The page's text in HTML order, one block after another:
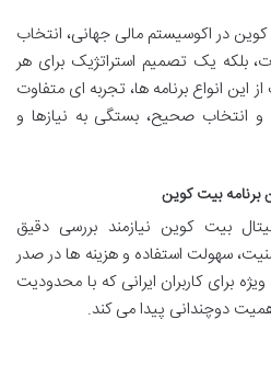
در اکوسیستم مالی جهانی، انتخاب
بلکه یک تصمیم استراتژیک برای هر
انواع برنامه ها، تجربه ای متفاوت
و انتخاب صحیح، بستگی به نیازها و
برنامه بیت کوین
بیت کوین نیازمند بررسی دقیق
سهولت استفاده و هزینه ها در صدر
برای کاربران ایرانی که با محدودیت
دوچندانی پیدا می کند.